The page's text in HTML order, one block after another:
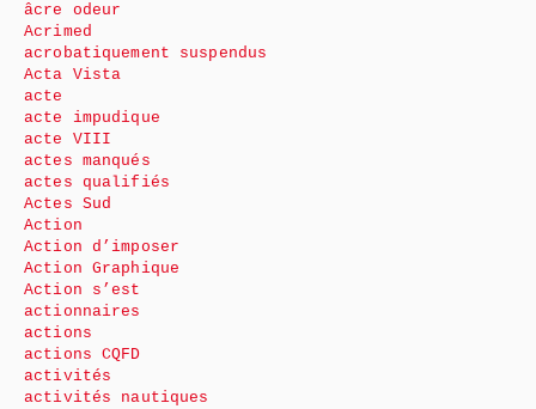
âcre odeur
Acrimed
acrobatiquement suspendus
Acta Vista
acte
acte impudique
acte VIII
actes manqués
actes qualifiés
Actes Sud
Action
Action d’imposer
Action Graphique
Action s’est
actionnaires
actions
actions CQFD
activités
activités nautiques